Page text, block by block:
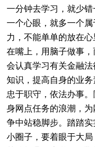
一分钟去学习，就少
一个心眼，就多一个
力，不能单单的放在
在嘴上，用脑子做事
会认真学习有关金融
知识，提高自身的业
忠于职守，依法办事
身网点任务的浪潮，
争中站稳脚步。踏踏
小圈子，要着眼于大